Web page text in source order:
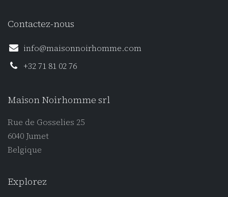
Contactez-nous
info@maisonnoirhomme.com
+32 71 81 02 76
Maison Noirhomme srl
Rue de Gosselies 25
6040 Jumet
Belgique
Explorez